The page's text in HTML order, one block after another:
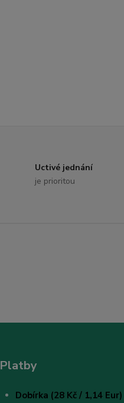
Uctivé jednání
je prioritou
Platby
Dobírka (28 Kč / 1,14 Eur)